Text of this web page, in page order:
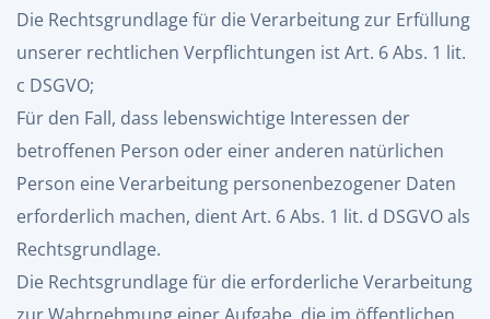
Die Rechtsgrundlage für die Verarbeitung zur Erfüllung
unserer rechtlichen Verpflichtungen ist Art. 6 Abs. 1 lit.
c DSGVO;
Für den Fall, dass lebenswichtige Interessen der
betroffenen Person oder einer anderen natürlichen
Person eine Verarbeitung personenbezogener Daten
erforderlich machen, dient Art. 6 Abs. 1 lit. d DSGVO als
Rechtsgrundlage.
Die Rechtsgrundlage für die erforderliche Verarbeitung